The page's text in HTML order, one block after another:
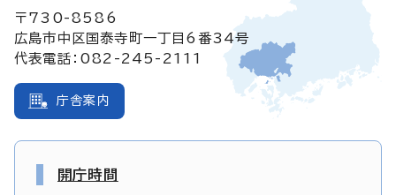
〒730-8586
広島市中区国泰寺町一丁目6番34号
代表電話：082-245-2111
庁舎案内
開庁時間